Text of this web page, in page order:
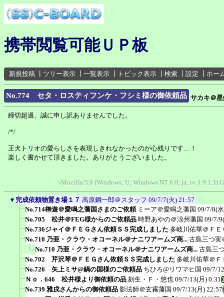
携帯閲覧可能ＵＰ板
新規投稿 ツリー表示 一覧表示 トピック表示 検索 設定 ホー
No.774 セタ・ロスティフンケ・フシミ様の御依頼品 サカキ＠
締切超過、誠に申し訳ありませんでした。
/*/
王犬トリオの愛らしさを表現しきれなかったのが心残りです…！
楽しく書かせて頂きました。ありがとうございました。
<Mozilla/5.0 (Windows; U; Windows NT 6.0; ja; rv:1.9.1.3)
▼ 完成依頼物置き場１７ 高原鋼一郎＠スタッフ 09/7/7(火) 21:57
No.714榊遊＠愛鳴之藩国さまのご依頼 ミーア＠愛鳴之藩国 09/7/8(
No.705 松井＠FEG様からのご依頼品 時野あやの＠涼州藩国 09/7/
No.736ジャイ＠ＦＥＧさん依頼ＳＳ完成しました 多岐川佑華＠ＦＥ
No.710 乃亜・クラウ・オコーネル＠ナニワアームズ商... 古島三つ実
No.710 乃亜・クラウ・オコーネル＠ナニワアームズ商... 古島三
No.702 芹沢琴＠ＦＥＧさん依頼ＳＳ完成しました 多岐川佑華＠Ｆ
No.726 矢上ミサ@鍋の国様のご依頼品 ちひろ@リワマヒ国 09/7/
Ｎｏ．646 松井様より御依頼の品 刻生・Ｆ・悠也 09/7/13(月) 0:31
No.739 雅戌さんからの御依頼品 影法師＠玄霧藩国 09/7/13(月) 22:57